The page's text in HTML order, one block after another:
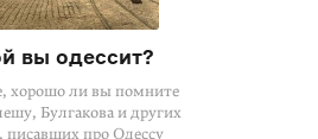
вы одессит?
хорошо ли вы помните
Булгакова и других
писавших про Одессу